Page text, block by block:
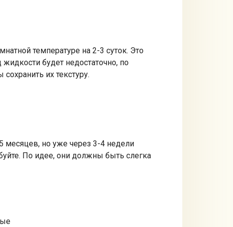
температуре на 2-3 суток. Это
будет недостаточно, по
их текстуру.
месяцев, но уже через 3-4 недели
По идее, они должны быть слегка